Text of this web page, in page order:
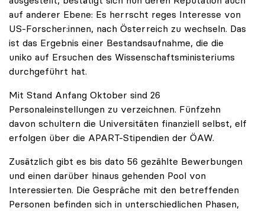
auf anderer Ebene: Es herrscht reges Interesse von
US-Forscher:innen, nach Österreich zu wechseln. Das
ist das Ergebnis einer Bestandsaufnahme, die die
uniko auf Ersuchen des Wissenschaftsministeriums
durchgeführt hat.
Mit Stand Anfang Oktober sind 26
Personaleinstellungen zu verzeichnen. Fünfzehn
davon schultern die Universitäten finanziell selbst, elf
erfolgen über die APART-Stipendien der ÖAW.
Zusätzlich gibt es bis dato 56 gezählte Bewerbungen
und einen darüber hinaus gehenden Pool von
Interessierten. Die Gespräche mit den betreffenden
Personen befinden sich in unterschiedlichen Phasen,